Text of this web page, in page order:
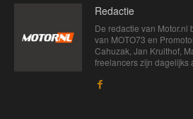
Redactie
De redactie van Motor.nl
van MOTO73 en
Cahuzak, Jan Kruithof,
freelancers zijn dagelijks